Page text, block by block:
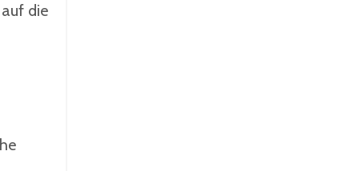
die